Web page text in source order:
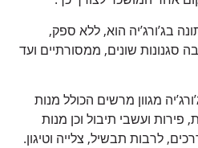
הוא, ללא ספק,
שונים, ממסורתיים ועד
מגוון מרשים הכולל מנות
ועשבי תיבול וכן מנות
לרבות תבשיל, צלייה וטיגון.